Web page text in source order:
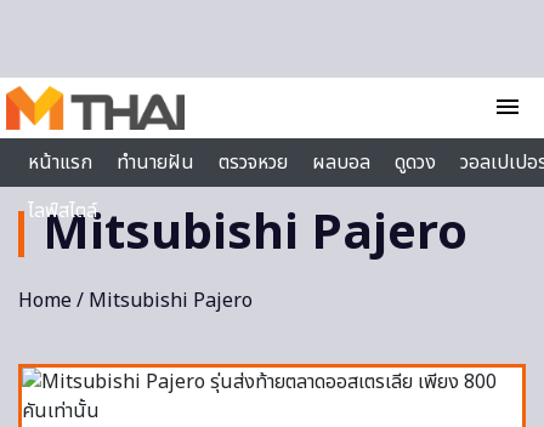
menu
หน้าแรก
ทำนายฝัน ตรวจหวย ผลบอล ดูดวง
วอลเปเป
ไลฟ์สไตล์
Mitsubishi Pajero
Home/ Mitsubishi Pajero